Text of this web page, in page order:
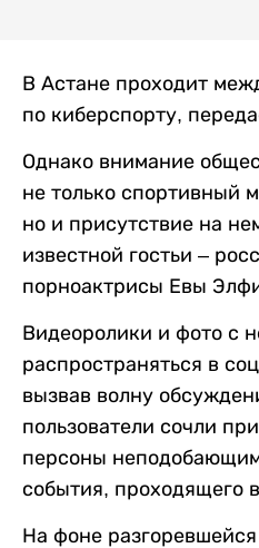
В Астане проходит
по киберспорту,
Однако внимание
не только спортивный
но и присутствие на
известной гостьи –
порноактрисы Евы
Видеоролики и фото с
распространяться в
вызвав волну
пользователи сочли
персоны
события, проходящего
На фоне разгоревшейся